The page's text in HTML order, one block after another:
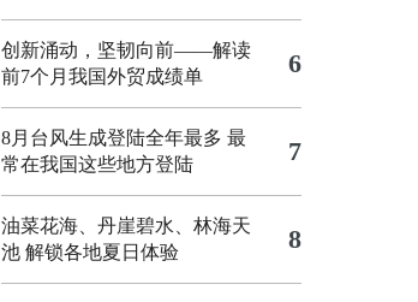
创新涌动，坚韧向前——解读
前7个月我国外贸成绩单
6
8月台风生成登陆全年最多 最
常在我国这些地方登陆
7
油菜花海、丹崖碧水、林海天
池 解锁各地夏日体验
8